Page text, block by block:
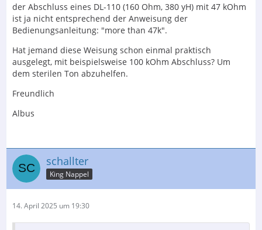
der Abschluss eines DL-110 (160 Ohm, 380 yH) mit 47 kOhm
ist ja nicht entsprechend der Anweisung der
Bedienungsanleitung: "more than 47k".
Hat jemand diese Weisung schon einmal praktisch
ausgelegt, mit beispielsweise 100 kOhm Abschluss? Um
dem sterilen Ton abzuhelfen.
Freundlich
Albus
schallter
King Nappel
14. April 2025 um 19:30